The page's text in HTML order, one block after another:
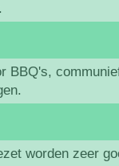
BBQ's,
worden zeer